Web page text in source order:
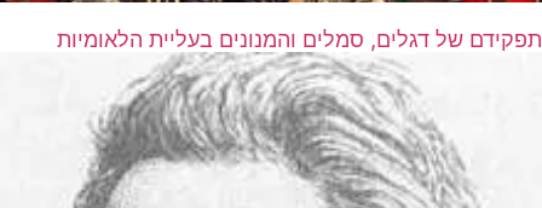
תפקידם של דגלים, סמלים והמנונים בעליית הלאומיות